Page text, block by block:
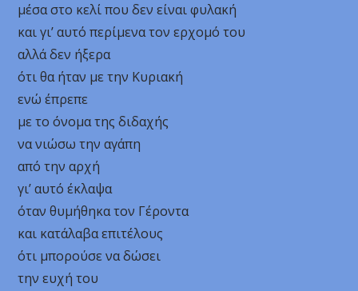
μέσα στο κελί που δεν είναι φυλακή
και γι’ αυτό περίμενα τον ερχομό του
αλλά δεν ήξερα
ότι θα ήταν με την Κυριακή
ενώ έπρεπε
με το όνομα της διδαχής
να νιώσω την αγάπη
από την αρχή
γι’ αυτό έκλαψα
όταν θυμήθηκα τον Γέροντα
και κατάλαβα επιτέλους
ότι μπορούσε να δώσει
την ευχή του